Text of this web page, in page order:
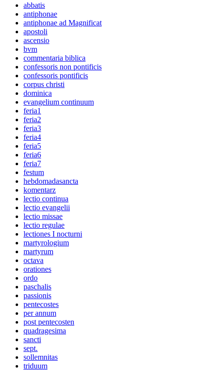
abbatis
antiphonae
antiphonae ad Magnificat
apostoli
ascensio
bvm
commentaria biblica
confessoris non pontificis
confessoris pontificis
corpus christi
dominica
evangelium continuum
feria1
feria2
feria3
feria4
feria5
feria6
feria7
festum
hebdomadasancta
komentarz
lectio continua
lectio evangelii
lectio missae
lectio regulae
lectiones I nocturni
martyrologium
martyrum
octava
orationes
ordo
paschalis
passionis
pentecostes
per annum
post pentecosten
quadragesima
sancti
sept.
sollemnitas
triduum